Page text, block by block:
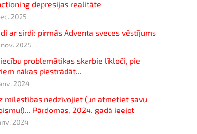
depresijas realitāte
2025
ar sirdi: pirmās Adventa sveces vēstījums
nov. 2025
problemātikas skarbie līkloči, pie
nākas piestrādāt...
2024
mīlestības nedzīvojiet (un atmetiet savu
Pārdomas, 2024. gadā ieejot
2024